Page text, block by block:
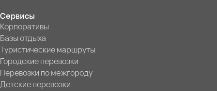
Сервисы
Корпоративы
Базы отдыха
Туристические маршруты
Городские перевозки
Перевозки по межгороду
Детские перевозки